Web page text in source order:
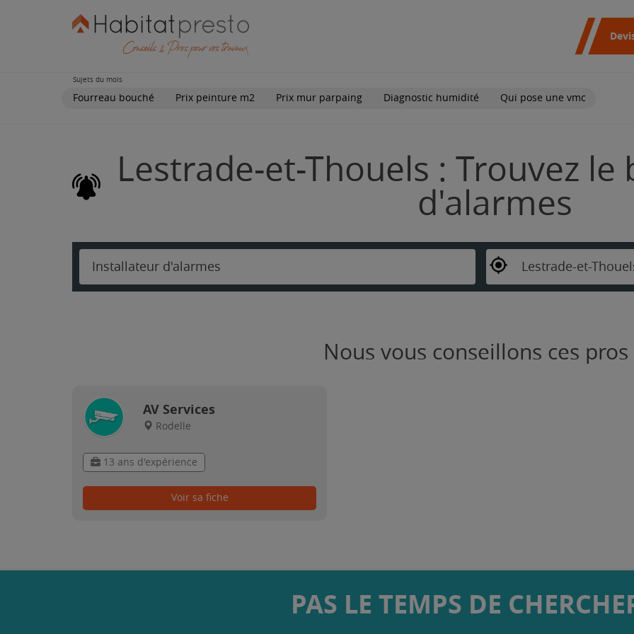
Sujets du mois
Fourreau bouché Prix peinture m2 Prix mur parpaing Diagnostic humidité Qui pose une vmc
Lestrade-et-Thouels : Trouvez
d'alarmes
Installateur d'alarmes Lestrade-et-
Nous vous conseillons ces pros
AV Services
Rodelle
13 ans d'expérience
Voir sa fiche
PAS LE TEMPS DE